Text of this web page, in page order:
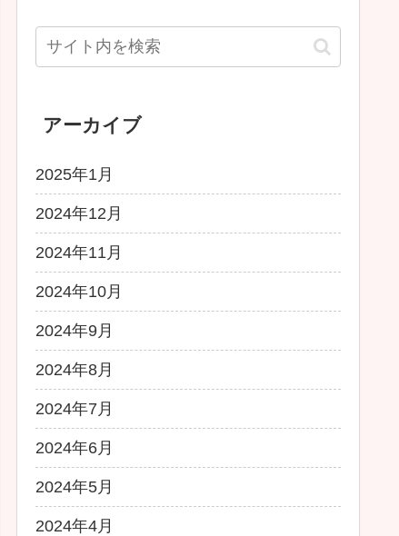
アーカイブ
2025年1月
2024年12月
2024年11月
2024年10月
2024年9月
2024年8月
2024年7月
2024年6月
2024年5月
2024年4月